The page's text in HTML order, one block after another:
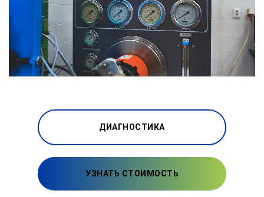
ДИАГНОСТИКА
УЗНАТЬ СТОИМОСТЬ